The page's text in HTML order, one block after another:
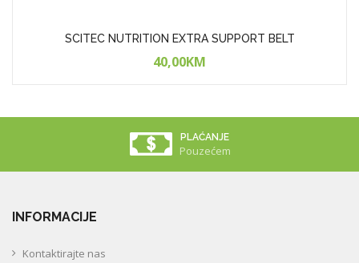
SCITEC NUTRITION EXTRA SUPPORT BELT
40,00KM
PLAĆANJE
Pouzećem
INFORMACIJE
Kontaktirajte nas